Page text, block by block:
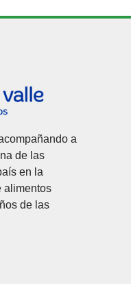
a
de las
en la
alimentos
de las